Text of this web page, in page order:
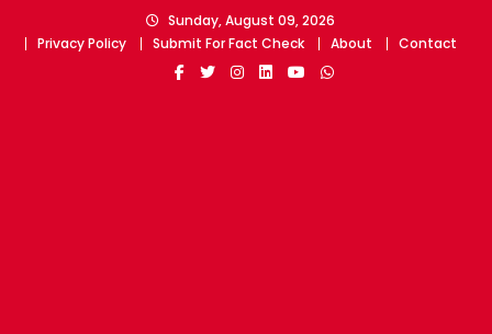
Sunday, August 09, 2026
Privacy Policy
Submit For Fact Check About Contact